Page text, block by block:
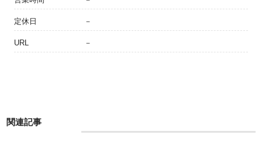
定休日 －
URL －
関連記事